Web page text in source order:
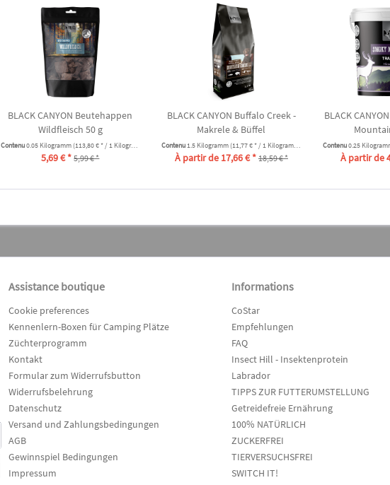
BLACK CANYON Beutehappen
Wildfleisch 50 g
Contenu0.05 Kilogramm(113,80 € * / 1 Kilogramm)
5,69 € * 5,99 € *
BLACK CANYON Buffalo Creek -
Makrele & Büffel
Contenu1.5 Kilogramm(11,77 € * / 1 Kilogramm)
À partir de 17,66 € * 18,59 € *
BLACK
Contenu0.25
À partir de
Assistance boutique
Cookie preferences
Kennenlern-Boxen für Camping Plätze
Züchterprogramm
Kontakt
Formular zum Widerrufsbutton
Widerrufsbelehrung
Datenschutz
Versand und Zahlungsbedingungen
AGB
Gewinnspiel Bedingungen
Impressum
Informations
CoStar
Empfehlungen
FAQ
Insect Hill - Insektenprotein
Labrador
TIPPS ZUR FUTTERUMSTELLUNG
Getreidefreie Ernährung
100% NATÜRLICH
ZUCKERFREI
TIERVERSUCHSFREI
SWITCH IT!